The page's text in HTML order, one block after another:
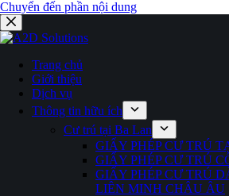
Chuyển đến phần nội dung
Trang chủ
Giới thiệu
Dịch vụ
Thông tin hữu ích
Cư trú tại Ba Lan
GIẤY PHÉP CƯ TRÚ
GIẤY PHÉP CƯ TRÚ
GIẤY PHÉP CƯ TRÚ
LIÊN MINH CHÂU ÂU